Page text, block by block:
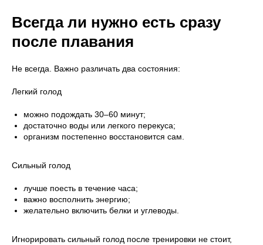
Всегда ли нужно есть сразу
после плавания
Не всегда. Важно различать два состояния:
Легкий голод
можно подождать 30–60 минут;
достаточно воды или легкого перекуса;
организм постепенно восстановится сам.
Сильный голод
лучше поесть в течение часа;
важно восполнить энергию;
желательно включить белки и углеводы.
Игнорировать сильный голод после тренировки не стоит,